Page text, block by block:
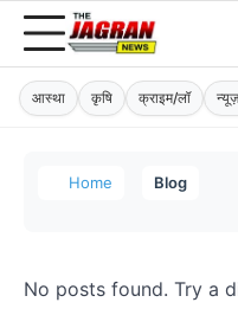
आस्था कृषि क्राइम/लॉ
Home Blog
No posts found. Try a